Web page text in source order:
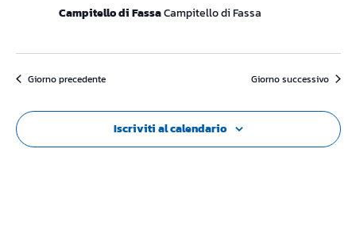
Campitello di FassaCampitello di Fassa
Giorno precedente Giorno successivo
Iscriviti al calendario